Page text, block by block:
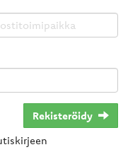
Rekisteröidy